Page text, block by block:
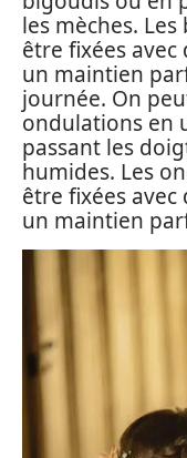
les mèches.
être fixées
un maintien
journée. On
ondulations en
passant les
humides. Les
être fixées
un maintien